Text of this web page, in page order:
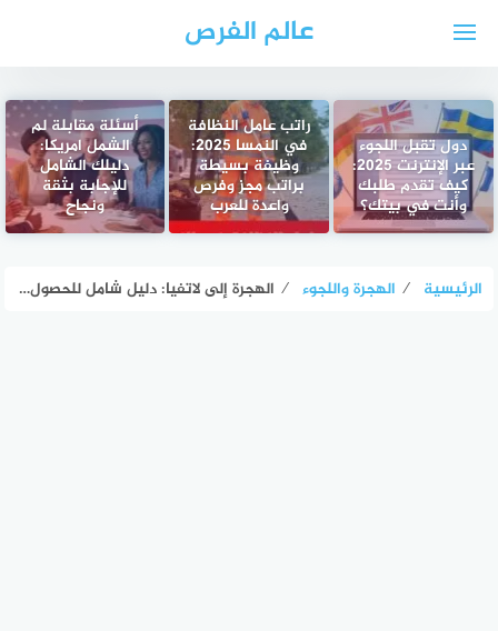
عالم الفرص
دول تقبل اللجوء
عبر الإنترنت 2025:
كيف تقدم طلبك
وأنت في بيتك؟
راتب عامل النظافة
في النمسا 2025:
وظيفة بسيطة
براتب مجزٍ وفرص
واعدة للعرب
أسئلة مقابلة لم
الشمل امريكا:
دليلك الشامل
للإجابة بثقة
ونجاح
الرئيسية ⁄ الهجرة واللجوء ⁄ الهجرة إلى لاتفيا: دليل شامل للحصول على إقامة وعمل في أوروبا